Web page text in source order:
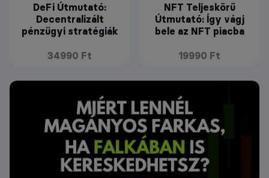
DeFi Útmutató:
Decentralizált
pénzügyi stratégiák
34990 Ft
NFT Teljeskörű
Útmutató: Így vágj
bele az NFT piacba
19990 Ft